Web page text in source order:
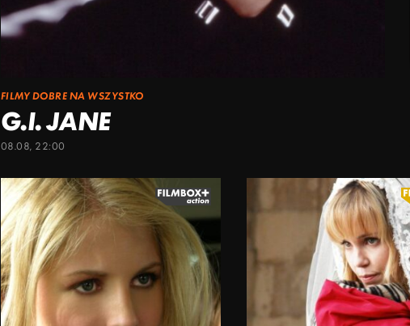
FILMY DOBRE NA WSZYSTKO
G.I. JANE
08.08, 22:00